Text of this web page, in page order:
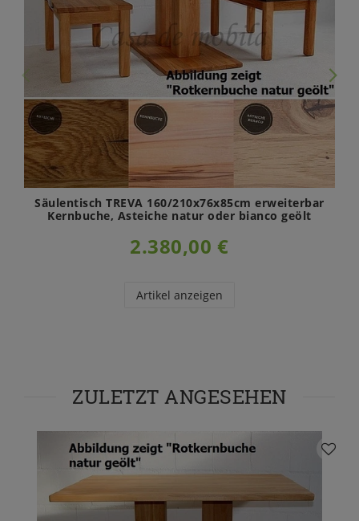
Säulentisch TREVA 160/210x76x85cm erweiterbar
Kernbuche, Asteiche natur oder bianco geölt
2.380,00 €
Artikel anzeigen
ZULETZT ANGESEHEN